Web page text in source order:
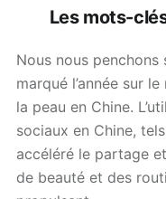
Les mots-
Nous nous penchons
marqué l’année sur
la peau en Chine.
sociaux en Chine,
accéléré le partage
de beauté et des